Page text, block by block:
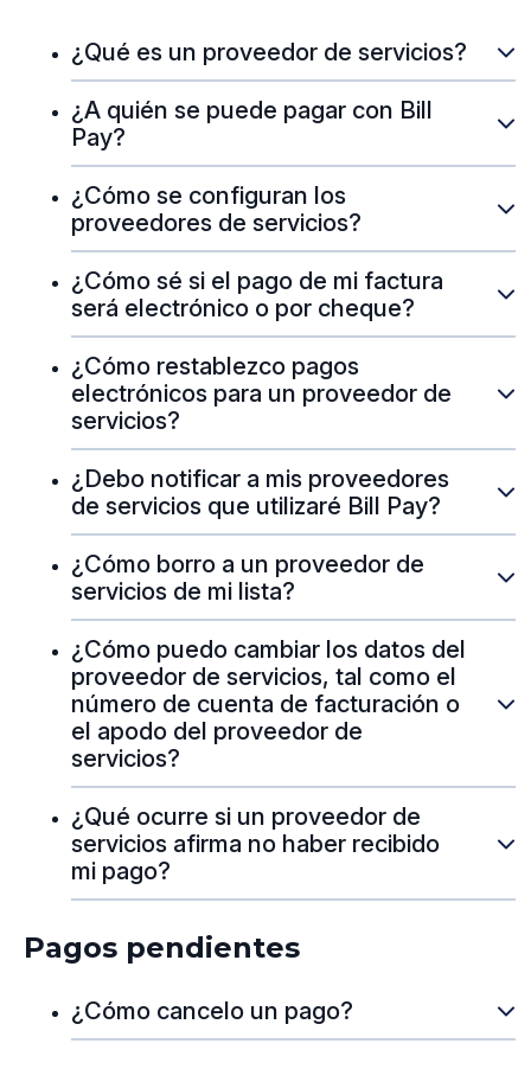
¿Qué es un proveedor de servicios?
¿A quién se puede pagar con Bill
Pay?
¿Cómo se configuran los
proveedores de servicios?
¿Cómo sé si el pago de mi factura
será electrónico o por cheque?
¿Cómo restablezco pagos
electrónicos para un proveedor de
servicios?
¿Debo notificar a mis proveedores
de servicios que utilizaré Bill Pay?
¿Cómo borro a un proveedor de
servicios de mi lista?
¿Cómo puedo cambiar los datos del
proveedor de servicios, tal como el
número de cuenta de facturación o
el apodo del proveedor de
servicios?
¿Qué ocurre si un proveedor de
servicios afirma no haber recibido
mi pago?
Pagos pendientes
¿Cómo cancelo un pago?